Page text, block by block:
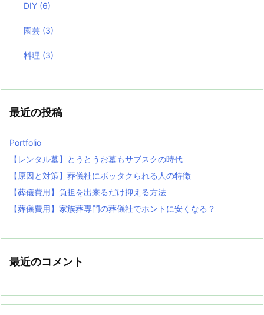
DIY (6)
園芸 (3)
料理 (3)
最近の投稿
Portfolio
【レンタル墓】とうとうお墓もサブスクの時代
【原因と対策】葬儀社にボッタクられる人の特徴
【葬儀費用】負担を出来るだけ抑える方法
【葬儀費用】家族葬専門の葬儀社でホントに安くなる？
最近のコメント